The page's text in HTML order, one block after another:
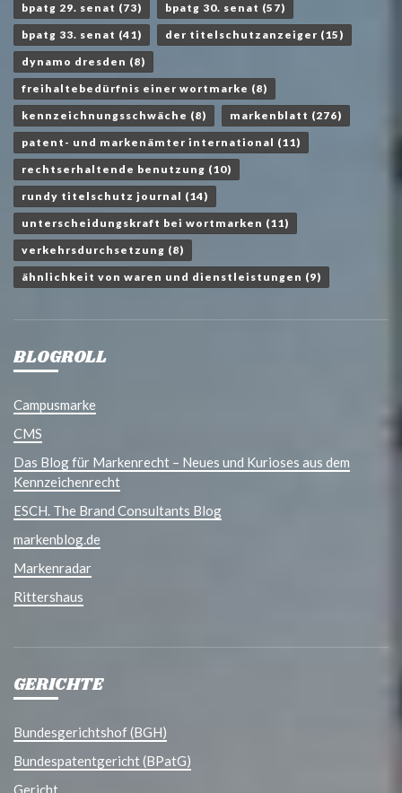
bpatg 29. senat (73) bpatg 30. senat (57)
bpatg 33. senat (41) der titelschutzanzeiger (15)
dynamo dresden (8)
freihaltebedürfnis einer wortmarke (8)
kennzeichnungsschwäche (8) markenblatt (276)
patent- und markenämter international (11)
rechtserhaltende benutzung (10)
rundy titelschutz journal (14)
unterscheidungskraft bei wortmarken (11)
verkehrsdurchsetzung (8)
ähnlichkeit von waren und dienstleistungen (9)
BLOGROLL
Campusmarke
CMS
Das Blog für Markenrecht – Neues und Kurioses aus dem
Kennzeichenrecht
ESCH. The Brand Consultants Blog
markenblog.de
Markenradar
Rittershaus
GERICHTE
Bundesgerichtshof (BGH)
Bundespatentgericht (BPatG)